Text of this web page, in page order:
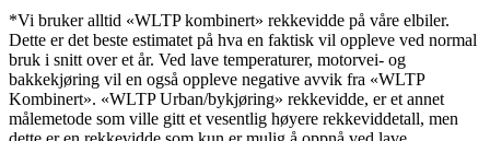
*Vi bruker alltid «WLTP kombinert» rekkevidde på våre elbiler.
Dette er det beste estimatet på hva en faktisk vil oppleve ved normal
bruk i snitt over et år. Ved lave temperaturer, motorvei- og
bakkekjøring vil en også oppleve negative avvik fra «WLTP
Kombinert». «WLTP Urban/bykjøring» rekkevidde, er et annet
målemetode som ville gitt et vesentlig høyere rekkeviddetall, men